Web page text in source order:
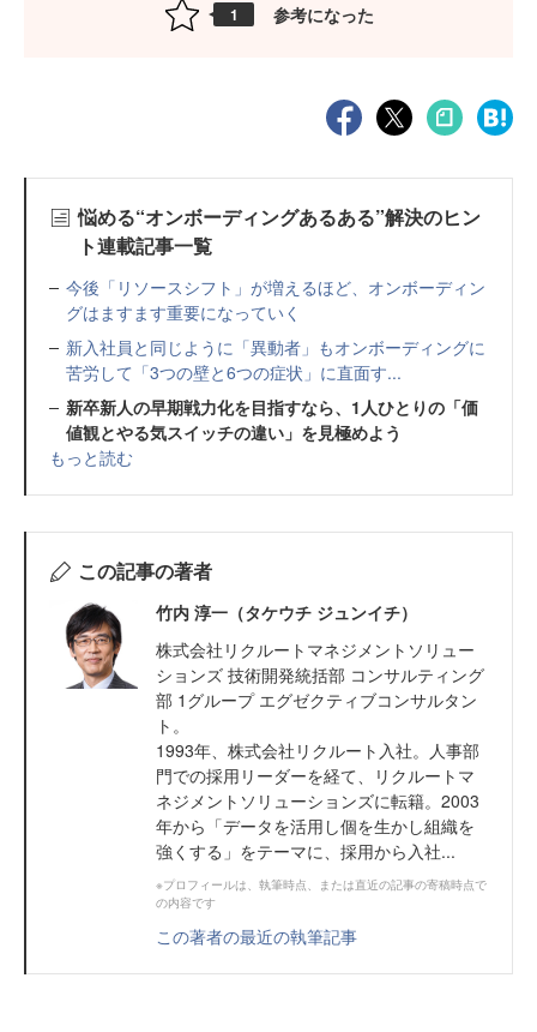
1 参考になった
悩める“オンボーディングあるある”解決のヒン
ト連載記事一覧
今後「リソースシフト」が増えるほど、オンボーディン
グはますます重要になっていく
新入社員と同じように「異動者」もオンボーディングに
苦労して「3つの壁と6つの症状」に直面す...
新卒新人の早期戦力化を目指すなら、1人ひとりの「価
値観とやる気スイッチの違い」を見極めよう
もっと読む
この記事の著者
竹内 淳一（タケウチ ジュンイチ）
株式会社リクルートマネジメントソリュー
ションズ 技術開発統括部 コンサルティング
部 1グループ エグゼクティブコンサルタン
ト。
1993年、株式会社リクルート入社。人事部
門での採用リーダーを経て、リクルートマ
ネジメントソリューションズに転籍。2003
年から「データを活用し個を生かし組織を
強くする」をテーマに、採用から入社...
※プロフィールは、執筆時点、または直近の記事の寄稿時点で
の内容です
この著者の最近の執筆記事